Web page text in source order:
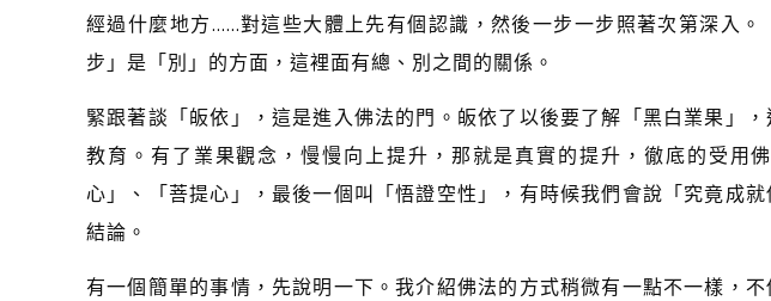
經過什麼地方......對這些大體上先有個認識，然後一步一步照著次第深入
步」是「別」的方面，這裡面有總、別之間的關係。
緊跟著談「皈依」，這是進入佛法的門。皈依了以後要了解「黑白業果」
教育。有了業果觀念，慢慢向上提升，那就是真實的提升，徹底的受用
心」、「菩提心」，最後一個叫「悟證空性」，有時候我們會說「究竟成
結論。
有一個簡單的事情，先說明一下。我介紹佛法的方式稍微有一點不一樣，